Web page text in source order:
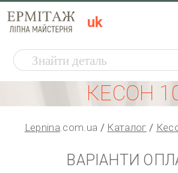
uk
КЕСОН
Lepnina.com.ua Каталог
ВАРІАНТИ